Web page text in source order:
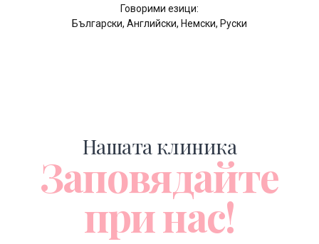
Говорими езици:
Български, Английски, Немски, Руски
Нашата клиника
Заповядайте
при нас!